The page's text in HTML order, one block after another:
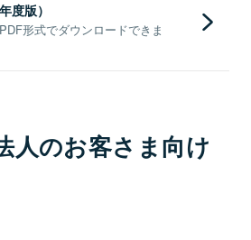
度版）
形式でダウンロードできま
人のお客さま向け